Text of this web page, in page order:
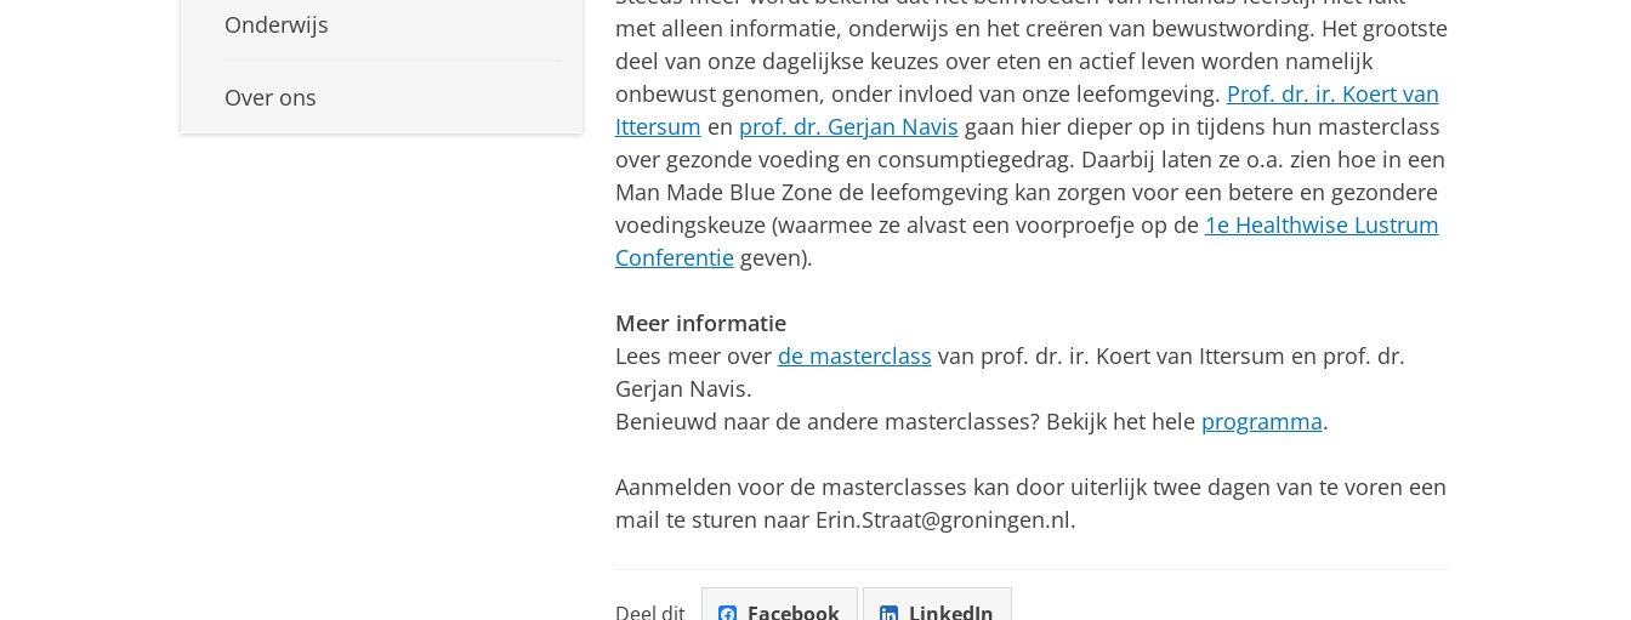
Onderwijs
Over ons
met alleen informatie, onderwijs en het creëren van bewustwording. Het grootste
deel van onze dagelijkse keuzes over eten en actief leven worden namelijk
onbewust genomen, onder invloed van onze leefomgeving. Prof. dr. ir. Koert van
Ittersum en prof. dr. Gerjan Navis gaan hier dieper op in tijdens hun masterclass
over gezonde voeding en consumptiegedrag. Daarbij laten ze o.a. zien hoe in een
Man Made Blue Zone de leefomgeving kan zorgen voor een betere en gezondere
voedingskeuze (waarmee ze alvast een voorproefje op de 1e Healthwise Lustrum
Conferentiegeven).
Meer informatie
Lees meer over de masterclass van prof. dr. ir. Koert van Ittersum en prof. dr.
Gerjan Navis.
Benieuwd naar de andere masterclasses? Bekijk het hele programma.
Aanmelden voor de masterclasses kan door uiterlijk twee dagen van te voren een
mail te sturen naar Erin.Straat@groningen.nl.
Deel dit Facebook LinkedIn